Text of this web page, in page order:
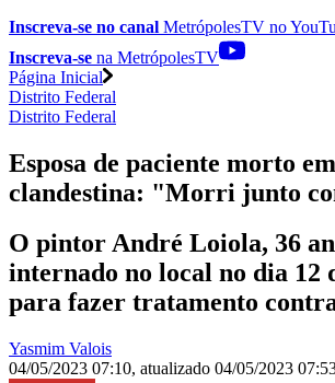
Inscreva-se no canal MetrópolesTV no
Inscreva-se na MetrópolesTV
Página Inicial
Distrito Federal
Distrito Federal
Esposa de paciente morto
clandestina: "Morri junto
O pintor André Loiola, 36
internado no local no dia 12
para fazer tratamento
Yasmim Valois
04/05/2023 07:10, atualizado 04/05/2023